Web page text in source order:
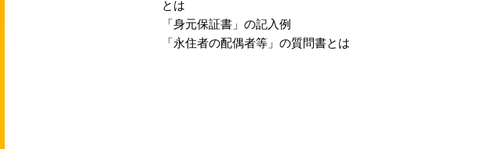
とは
「身元保証書」の記入例
「永住者の配偶者等」の質問書とは